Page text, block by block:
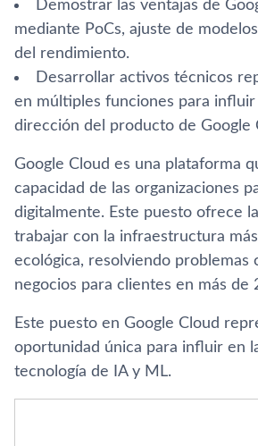
Demostrar las ventajas de
mediante PoCs, ajuste de
del rendimiento.
Desarrollar activos técnicos
en múltiples funciones para
dirección del producto de Google
Google Cloud es una plataforma
capacidad de las organizaciones
digitalmente. Este puesto ofrece
trabajar con la infraestructura
ecológica, resolviendo problemas
negocios para clientes en más de
Este puesto en Google Cloud
oportunidad única para influir en
tecnología de IA y ML.